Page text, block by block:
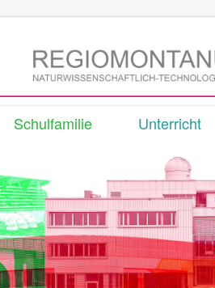
Schulfamilie Unterricht